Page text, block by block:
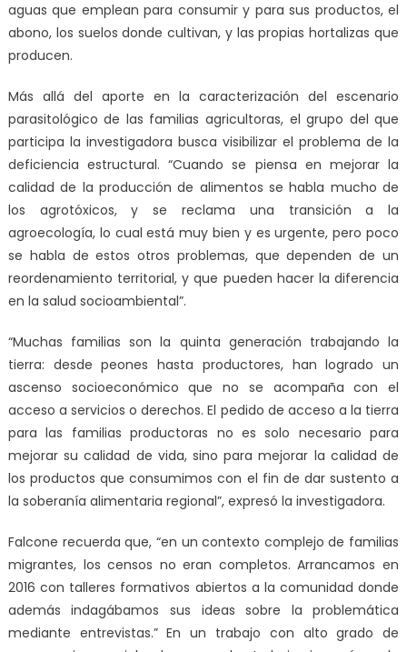
aguas que emplean para consumir y para sus productos, el
abono, los suelos donde cultivan, y las propias hortalizas que
producen.
Más allá del aporte en la caracterización del escenario
parasitológico de las familias agricultoras, el grupo del que
participa la investigadora busca visibilizar el problema de la
deficiencia estructural. “Cuando se piensa en mejorar la
calidad de la producción de alimentos se habla mucho de
los agrotóxicos, y se reclama una transición a la
agroecología, lo cual está muy bien y es urgente, pero poco
se habla de estos otros problemas, que dependen de un
reordenamiento territorial, y que pueden hacer la diferencia
en la salud socioambiental”.
“Muchas familias son la quinta generación trabajando la
tierra: desde peones hasta productores, han logrado un
ascenso socioeconómico que no se acompaña con el
acceso a servicios o derechos. El pedido de acceso a la tierra
para las familias productoras no es solo necesario para
mejorar su calidad de vida, sino para mejorar la calidad de
los productos que consumimos con el fin de dar sustento a
la soberanía alimentaria regional”, expresó la investigadora.
Falcone recuerda que, “en un contexto complejo de familias
migrantes, los censos no eran completos. Arrancamos en
2016 con talleres formativos abiertos a la comunidad donde
además indagábamos sus ideas sobre la problemática
mediante entrevistas.” En un trabajo con alto grado de